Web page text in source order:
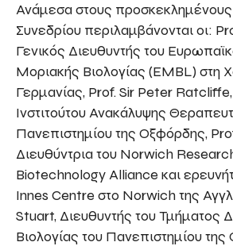
Ανάμεσα στους προσκεκλημένους
Συνεδρίου περιλαμβάνονται οι:
Γενικός Διευθυντής του
Μοριακής Βιολογίας (EMBL) στη
Γερμανίας, Prof. Sir Peter
Ινστιτούτου Ανακάλυψης
Πανεπιστημίου της Οξφόρδης,
Διευθύντρια του Norwich
Biotechnology Alliance και
Innes Centre στο Norwich της
Stuart, Διευθυντής του Τμήματος
Βιολογίας του Πανεπιστημίου